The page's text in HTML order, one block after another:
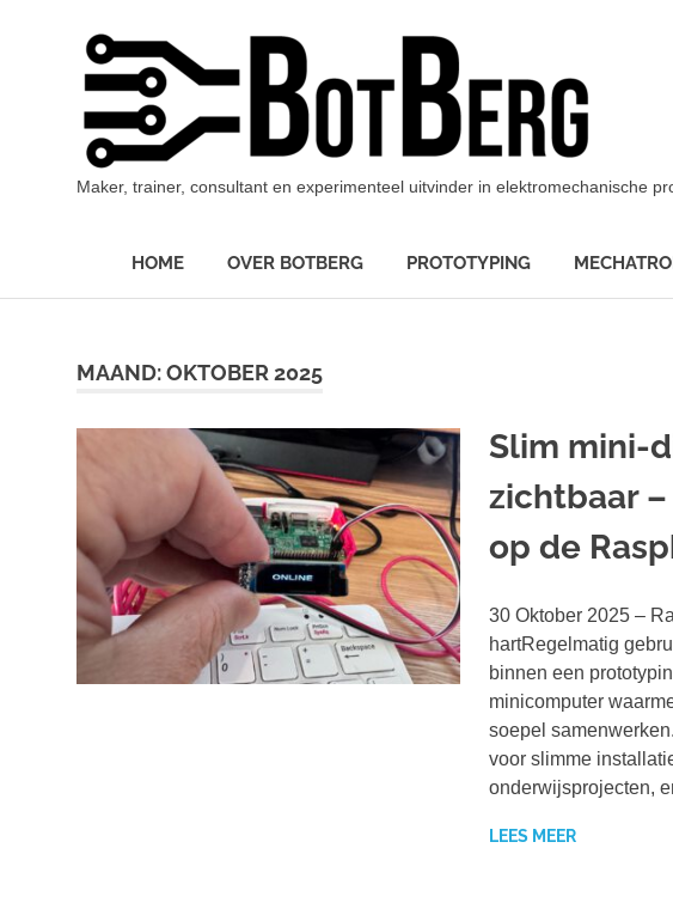
Maker, trainer, consultant en experimenteel uitvinder in elektromechanische
HOME OVER BOTBERG PROTOTYPING
MAAND:OKTOBER 2025
Slim mini-
zichtbaar
op de
30 Oktober 2025 –
hartRegelmatig
binnen een
minicomputer
soepel
voor slimme
onderwijsprojecten,
LEES MEER